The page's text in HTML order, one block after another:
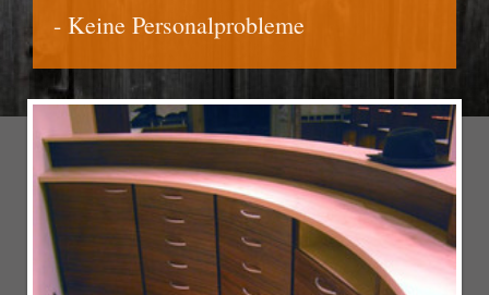
- Keine Personalprobleme